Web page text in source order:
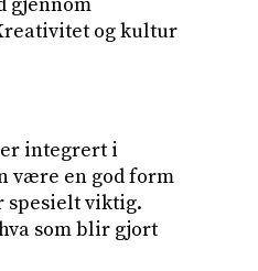
gjennom
og kultur
integrert i
være en god form
spesielt viktig.
som blir gjort